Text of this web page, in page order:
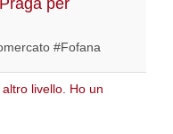
per
#Fofana